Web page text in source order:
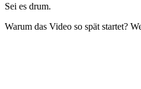
Sei es drum.
Warum das Video so spät startet?